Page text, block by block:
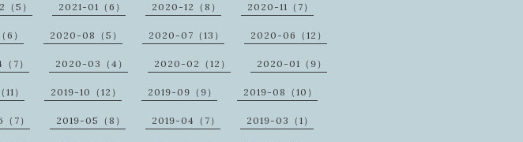
5） 2021-01（6） 2020-12（8） 2020-11（7）
） 2020-08（5） 2020-07（13） 2020-06（12）
7） 2020-03（4） 2020-02（12） 2020-01（9）
） 2019-10（12） 2019-09（9） 2019-08（10）
7） 2019-05（8） 2019-04（7） 2019-03（1）